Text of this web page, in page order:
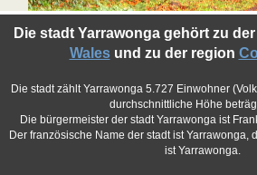
Die stadt Yarrawonga gehört zu
Walesund zu der region
Die stadt zählt Yarrawonga 5.727 Einwohner
durchschnittliche Höhe
Die bürgermeister der stadt Yarrawonga ist
Der französische Name der stadt ist Yarrawonga,
ist Yarrawonga.